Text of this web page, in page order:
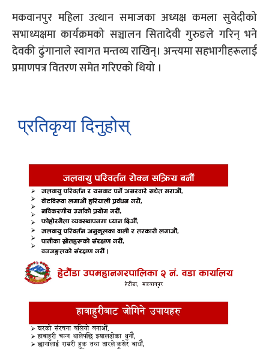
मकवानपुर महिला उत्थान समाजका अध्यक्ष कमला सुवेदीको
सभाध्यक्षमा कार्यक्रमको सञ्चालन सितादेवी गुरुङले गरिन् भने
देवकी ढुंगानाले स्वागत मन्तव्य राखिन्। अन्त्यमा सहभागीहरूलाई
प्रमाणपत्र वितरण समेत गरिएको थियो ।
प्रतिकृया दिनुहोस्